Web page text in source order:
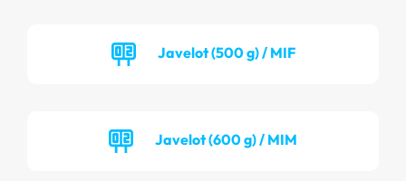
Javelot (500 g) / MIF
Javelot (600 g) / MIM